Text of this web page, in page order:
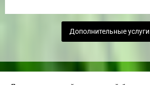
Дополнительные услуги